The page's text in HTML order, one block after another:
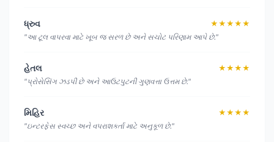
ધ્રુવ
★★★★★
"આ ટૂલ વાપરવા માટે ખૂબ જ સરળ છે અને સચોટ પરિણામ આપે છે."
હેતલ
★★★★
"પ્રોસેસિંગ ઝડપી છે અને આઉટપુટની ગુણવત્તા ઉત્તમ છે."
મિહિર
★★★★
"ઇન્ટરફેસ સ્વચ્છ અને વપરાશકર્તા માટે અનુકૂળ છે."